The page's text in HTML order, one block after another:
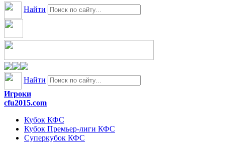
Найти
Найти
Игроки
cfu2015.com
Кубок КФС
Кубок Премьер-лиги КФС
Суперкубок КФС